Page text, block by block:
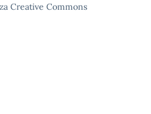
Creative Commons